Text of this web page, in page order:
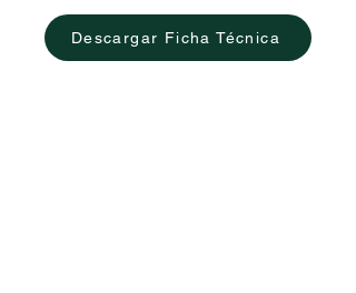
Descargar Ficha Técnica